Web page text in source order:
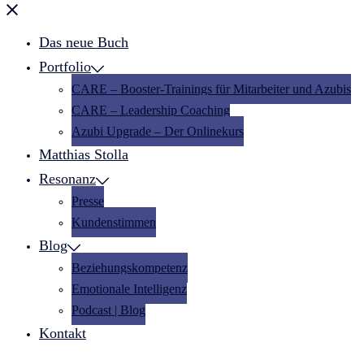
Menü
Das neue Buch
Portfolio
CARE – Booster-Trainings für Mitarbeiter und Azubis
CARE – Leadership Coaching
Azubi Upgrade – Der Onlinekurs
Matthias Stolla
Resonanz
Presse
Kundenstimmen
Blog
Beziehungskompetenz
Emotionale Intelligenz
Podcast | Blog
Kontakt